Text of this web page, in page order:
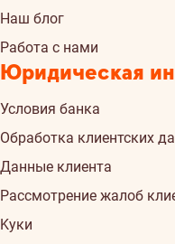
Наш блог
Работа с нами
Юридическая
Условия банка
Обработка клиентских
Данные клиента
Рассмотрение жалоб
Kуки